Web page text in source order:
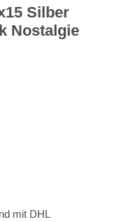
Silber
Nostalgie
mit DHL